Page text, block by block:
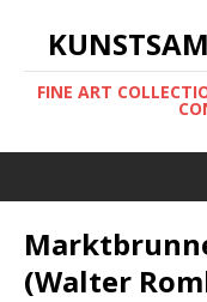
FINE ART
(Walter